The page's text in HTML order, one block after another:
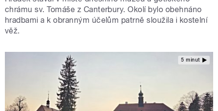
chrámu sv. Tomáše z Canterbury. Okolí bylo obehnáno
hradbami a k obranným účelům patrně sloužila i kostelní
věž.
5 minut